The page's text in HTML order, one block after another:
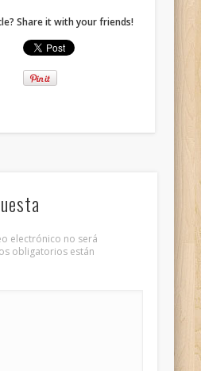
Share it with your friends!
electrónico no será
obligatorios están